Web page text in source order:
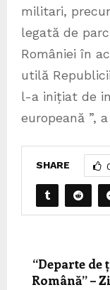
militari,
legată de
României în
utilă
l-a inițiat de
europeană ”,
SHARE
“Departe
Română” –